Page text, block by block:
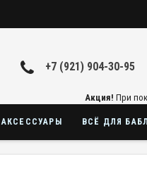
+7 (921) 904-30-95
Акция! При
АКСЕССУАРЫ ВСЁ ДЛЯ